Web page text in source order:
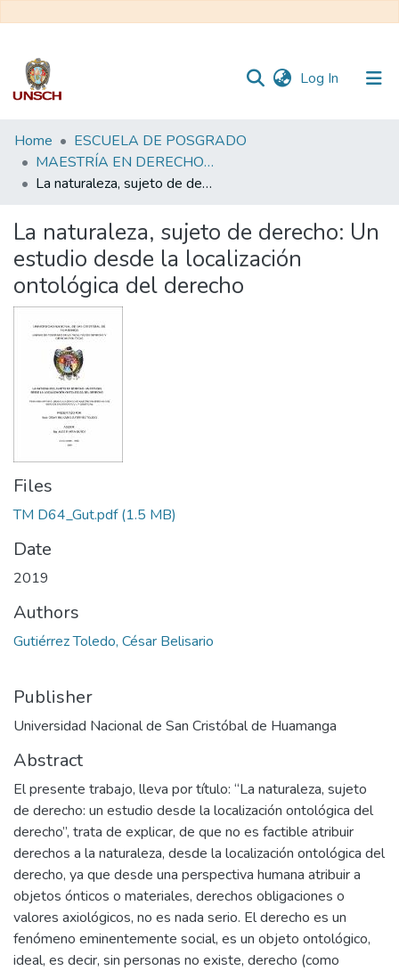
Log In (current)
Communities
&
Collections
Statistics
Home
ESCUELA DE POSGRADO
MAESTRÍA EN DERECHO - DERECHO CIVIL Y COMERCIAL
La naturaleza, sujeto de derecho: Un estudio desde la localización ontológica del derecho
La naturaleza, sujeto de derecho: Un
estudio desde la localización
ontológica del derecho
Files
TM D64_Gut.pdf(1.5 MB)
Date
2019
Authors
Gutiérrez Toledo, César Belisario
Publisher
Universidad Nacional de San Cristóbal de Huamanga
Abstract
El presente trabajo, lleva por título: “La naturaleza, sujeto
de derecho: un estudio desde la localización ontológica del
derecho”, trata de explicar, de que no es factible atribuir
derechos a la naturaleza, desde la localización ontológica del
derecho, ya que desde una perspectiva humana atribuir a
objetos ónticos o materiales, derechos obligaciones o
valores axiológicos, no es nada serio. El derecho es un
fenómeno eminentemente social, es un objeto ontológico,
ideal, es decir, sin personas no existe, derecho (como